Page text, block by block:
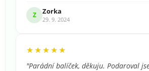
Z Zorka
29. 9. 2024
★★★★★
"Parádní balíček, děkuju. Podaroval